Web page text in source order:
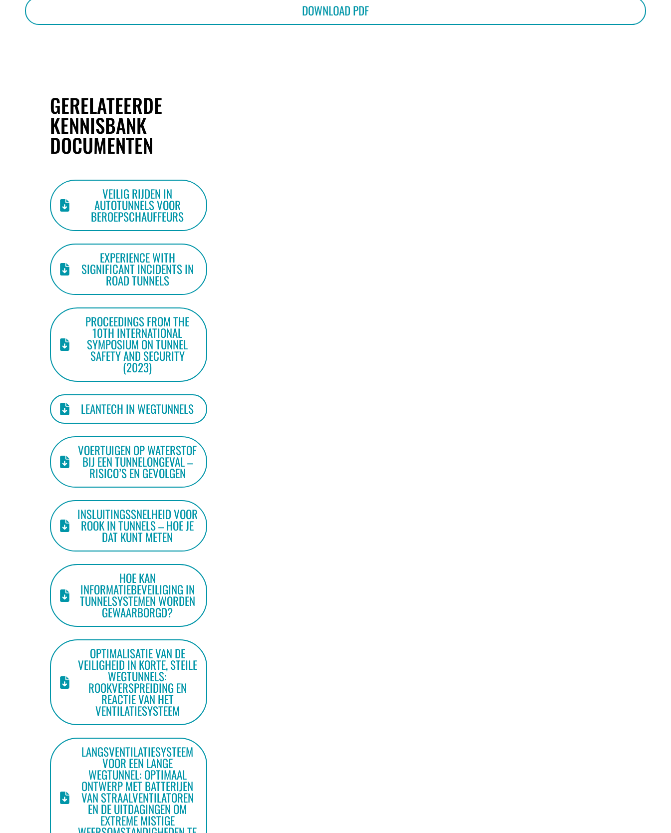
DOWNLOAD PDF
GERELATEERDE
KENNISBANK
DOCUMENTEN
VEILIG RIJDEN IN
AUTOTUNNELS VOOR
BEROEPSCHAUFFEURS
EXPERIENCE WITH
SIGNIFICANT INCIDENTS IN
ROAD TUNNELS
PROCEEDINGS FROM THE
10TH INTERNATIONAL
SYMPOSIUM ON TUNNEL
SAFETY AND SECURITY
(2023)
LEANTECH IN WEGTUNNELS
VOERTUIGEN OP WATERSTOF
BIJ EEN TUNNELONGEVAL –
RISICO’S EN GEVOLGEN
INSLUITINGSSNELHEID VOOR
ROOK IN TUNNELS – HOE JE
DAT KUNT METEN
HOE KAN
INFORMATIEBEVEILIGING IN
TUNNELSYSTEMEN WORDEN
GEWAARBORGD?
OPTIMALISATIE VAN DE
VEILIGHEID IN KORTE, STEILE
WEGTUNNELS:
ROOKVERSPREIDING EN
REACTIE VAN HET
VENTILATIESYSTEEM
LANGSVENTILATIESYSTEEM
VOOR EEN LANGE
WEGTUNNEL: OPTIMAAL
ONTWERP MET BATTERIJEN
VAN STRAALVENTILATOREN
EN DE UITDAGINGEN OM
EXTREME MISTIGE